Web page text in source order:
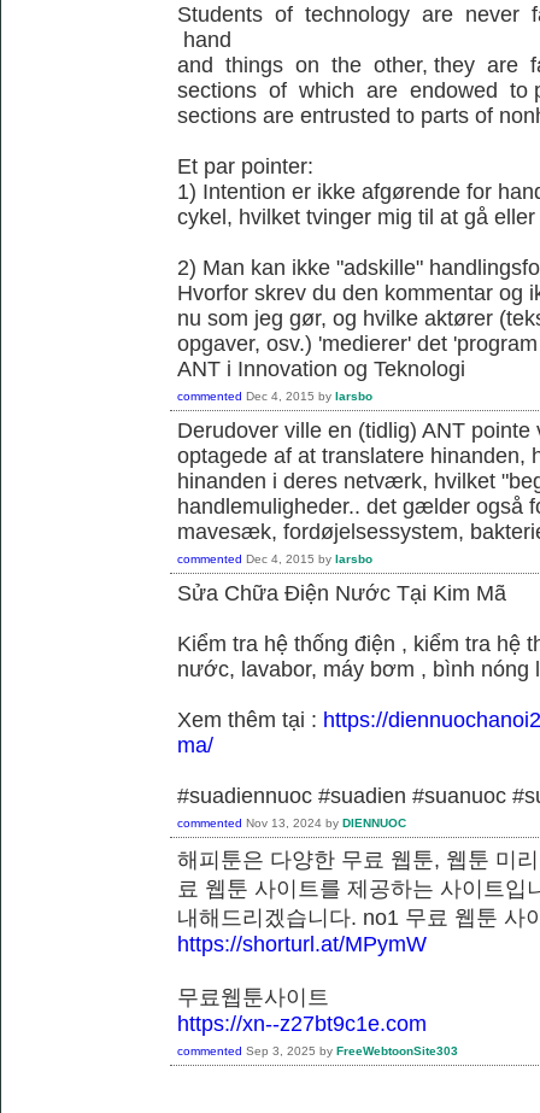
Students of technology are never
hand
and things on the other, they are
sections of which are endowed to
sections are entrusted to parts of
Et par pointer:
1) Intention er ikke afgørende for
cykel, hvilket tvinger mig til at gå
2) Man kan ikke "adskille"
Hvorfor skrev du den kommentar og
nu som jeg gør, og hvilke aktører
opgaver, osv.) 'medierer' det
ANT i Innovation og Teknologi
commented Dec 4, 2015 by larsbo
Derudover ville en (tidlig) ANT
optagede af at translatere hinanden,
hinanden i deres netværk, hvilket
handlemuligheder.. det gælder også
mavesæk, fordøjelsessystem,
commented Dec 4, 2015 by larsbo
Sửa Chữa Điện Nước Tại Kim Mã
Kiểm tra hệ thống điện , kiểm tra hệ
nước, lavabor, máy bơm , bình nóng
Xem thêm tại : https://
ma/
#suadiennuoc #suadien #suanuoc
commented Nov 13, 2024 by DIENNUOC
해피툰은 다양한 무료 웹툰, 웹툰 미
료 웹툰 사이트를 제공하는 사이트
내해드리겠습니다. no1 무료 웹
https://shorturl.at/MPymW
무료웹툰사이트
https://xn--z27bt9c1e.com
commented Sep 3, 2025 by FreeWebtoonSite303